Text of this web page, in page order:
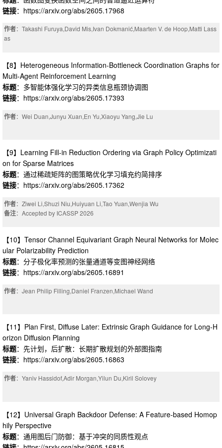
链接：https://arxiv.org/abs/2605.17968
作者：Takashi Furuya,David Mis,Ivan Dokmanić,Maarten V. de Hoop,Matti Lass
as
【8】Heterogeneous Information-Bottleneck Coordination Graphs for
Multi-Agent Reinforcement Learning
标题：多智能体强化学习的异类信息瓶颈协调图
链接：https://arxiv.org/abs/2605.17393
作者：Wei Duan,Junyu Xuan,En Yu,Xiaoyu Yang,Jie Lu
【9】Learning Fill-in Reduction Ordering via Graph Policy Optimizati
on for Sparse Matrices
标题：通过稀疏矩阵的图策略优化学习填充约简排序
链接：https://arxiv.org/abs/2605.17362
作者：Ziwei Li,Shuzi Niu,Huiyuan Li,Tao Yuan,Wenjia Wu
备注：Accepted by ICASSP 2026
【10】Tensor Channel Equivariant Graph Neural Networks for Molec
ular Polarizability Prediction
标题：分子极化率预测的张量通道等变图神经网络
链接：https://arxiv.org/abs/2605.16891
作者：Jean Philip Filling,Daniel Franzen,Michael Wand
【11】Plan First, Diffuse Later: Extrinsic Graph Guidance for Long-H
orizon Diffusion Planning
标题：先计划，后扩散：长期扩散规划的外部图指南
链接：https://arxiv.org/abs/2605.16863
作者：Yaniv Hassidof,Adir Morgan,Yilun Du,Kiril Solovey
【12】Universal Graph Backdoor Defense: A Feature-based Homop
hily Perspective
标题：通用图后门防御：基于冲突的同质性观点